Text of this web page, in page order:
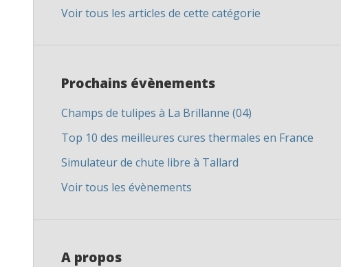
Voir tous les articles de cette catégorie
Prochains évènements
Champs de tulipes à La Brillanne (04)
Top 10 des meilleures cures thermales en France
Simulateur de chute libre à Tallard
Voir tous les évènements
A propos